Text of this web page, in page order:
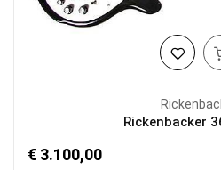
Rickenbacker
€ 3.100,00